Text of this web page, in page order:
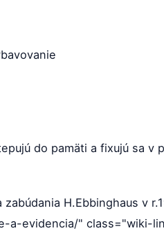
do pamäti a fixujú sa v
H.Ebbinghaus v
a-evidencia/" class="wiki-